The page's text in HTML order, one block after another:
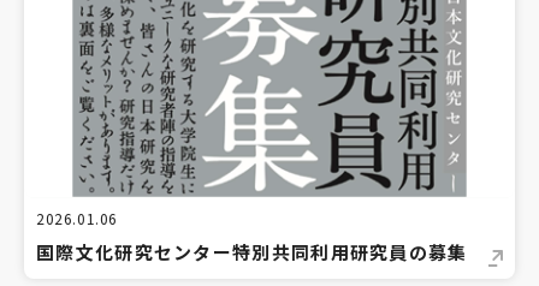
2026.01.06
国際文化研究センター特別共同利用研究員の募集